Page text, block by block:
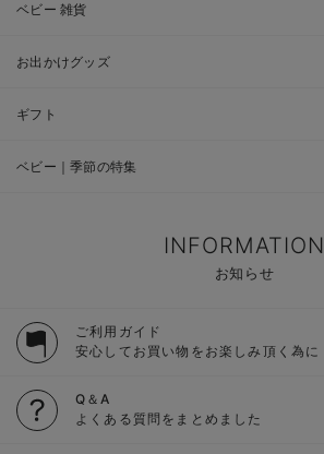
ベビー 雑貨
お出かけグッズ
ギフト
ベビー｜季節の特集
INFORMATION
お知らせ
ご利用ガイド
安心してお買い物をお楽しみ頂く為に
Q＆A
よくある質問をまとめました